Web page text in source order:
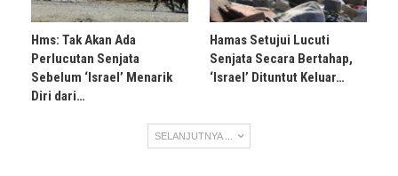
Hms: Tak Akan Ada
Perlucutan Senjata
Sebelum ‘Israel’ Menarik
Diri dari…
Hamas Setujui Lucuti
Senjata Secara Bertahap,
‘Israel’ Dituntut Keluar…
SELANJUTNYA ...